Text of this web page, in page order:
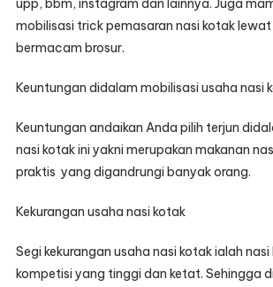
upp, bbm, instagram dan lainnya. Juga
mobilisasi trick pemasaran nasi kotak
bermacam brosur.
Keuntungan didalam mobilisasi usaha nasi
Keuntungan andaikan Anda pilih terjun
nasi kotak ini yakni merupakan makanan
praktis yang digandrungi banyak orang.
Kekurangan usaha nasi kotak
Segi kekurangan usaha nasi kotak ialah
kompetisi yang tinggi dan ketat. Sehingga